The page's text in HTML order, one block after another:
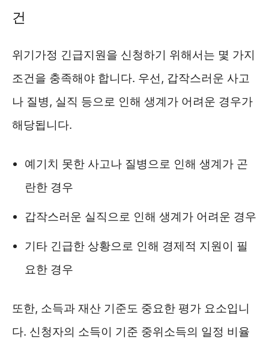
건
위기가정 긴급지원을 신청하기 위해서는 몇 가지
조건을 충족해야 합니다. 우선, 갑작스러운 사고
나 질병, 실직 등으로 인해 생계가 어려운 경우가
해당됩니다.
예기치 못한 사고나 질병으로 인해 생계가 곤
란한 경우
갑작스러운 실직으로 인해 생계가 어려운 경우
기타 긴급한 상황으로 인해 경제적 지원이 필
요한 경우
또한, 소득과 재산 기준도 중요한 평가 요소입니
다. 신청자의 소득이 기준 중위소득의 일정 비율